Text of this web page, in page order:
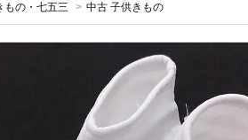
もの・七五三 > 中古 子供きもの